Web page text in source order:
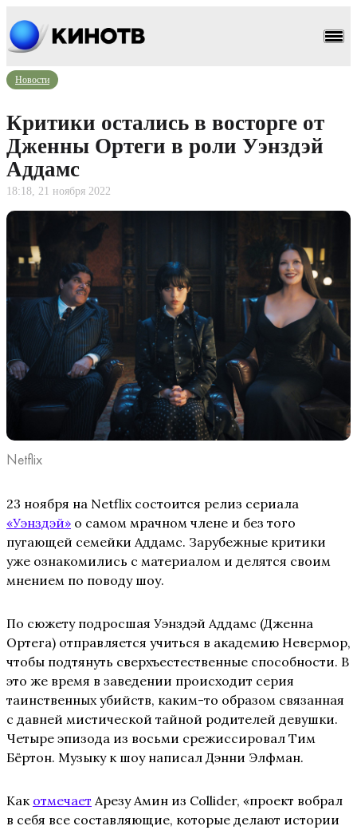
Новости
Критики остались в восторге от
Дженны Ортеги в роли Уэнздэй
Аддамс
18:18, 21 ноября 2022
Netflix
23 ноября на Netflix состоится релиз сериала
«Уэнздэй» о самом мрачном члене и без того
пугающей семейки Аддамс. Зарубежные критики
уже ознакомились с материалом и делятся своим
мнением по поводу шоу.
По сюжету подросшая Уэнздэй Аддамс (Дженна
Ортега) отправляется учиться в академию Невермор,
чтобы подтянуть сверхъестественные способности. В
это же время в заведении происходит серия
таинственных убийств, каким-то образом связанная
с давней мистической тайной родителей девушки.
Четыре эпизода из восьми срежиссировал Тим
Бёртон. Музыку к шоу написал Дэнни Элфман.
Как отмечает Арезу Амин из Collider, «проект вобрал
в себя все составляющие, которые делают истории